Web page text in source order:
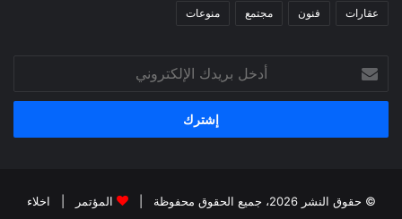
عقارات فنون مجتمع منوعات
بريدك
الإلكتروني
© حقوق النشر 2026، جميع الحقوق محفوظة | المؤتمر اخلاء